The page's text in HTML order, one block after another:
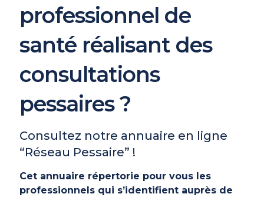
professionnel de
santé réalisant des
consultations
pessaires ?
Consultez notre annuaire en ligne
“Réseau Pessaire” !
Cet annuaire répertorie pour vous les
professionnels qui s’identifient auprès de